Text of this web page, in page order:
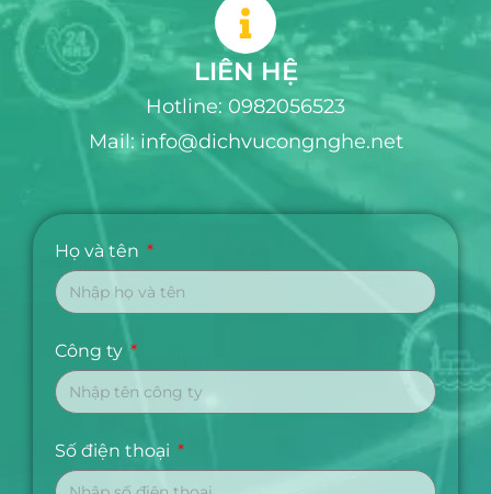
LIÊN HỆ
Hotline: 0982056523
Mail: info@dichvucongnghe.net
Họ và tên
Công ty
Số điện thoại